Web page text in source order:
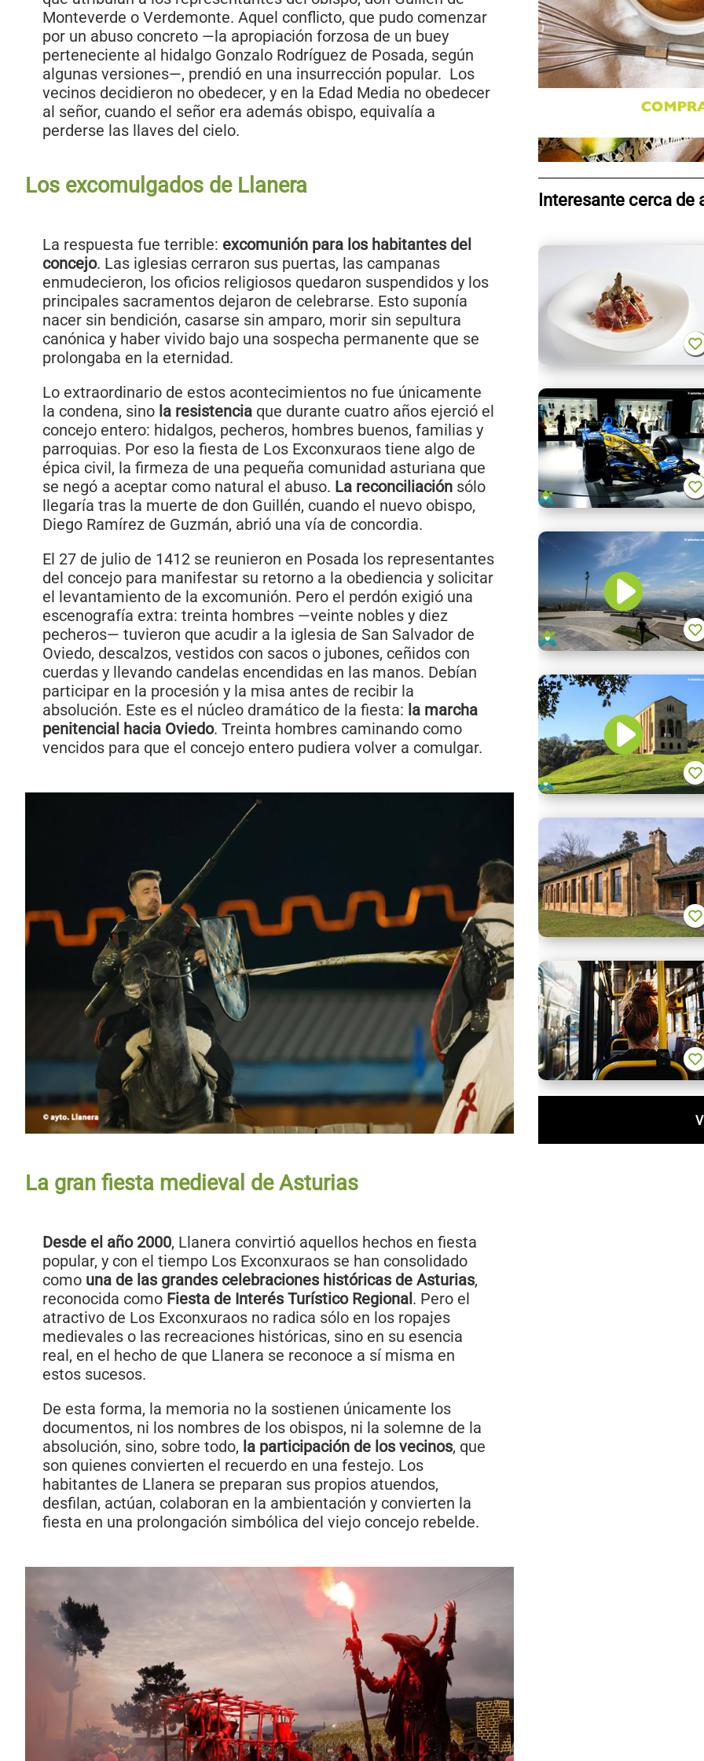
Monteverde o Verdemonte. Aquel conflicto, que pudo comenzar
por un abuso concreto —la apropiación forzosa de un buey
perteneciente al hidalgo Gonzalo Rodríguez de Posada, según
algunas versiones—, prendió en una insurrección popular. Los
vecinos decidieron no obedecer, y en la Edad Media no obedecer
al señor, cuando el señor era además obispo, equivalía a
perderse las llaves del cielo.
Los excomulgados de Llanera
La respuesta fue terrible: excomunión para los habitantes del
concejo. Las iglesias cerraron sus puertas, las campanas
enmudecieron, los oficios religiosos quedaron suspendidos y los
principales sacramentos dejaron de celebrarse. Esto suponía
nacer sin bendición, casarse sin amparo, morir sin sepultura
canónica y haber vivido bajo una sospecha permanente que se
prolongaba en la eternidad.
Lo extraordinario de estos acontecimientos no fue únicamente
la condena, sino la resistencia que durante cuatro años ejerció el
concejo entero: hidalgos, pecheros, hombres buenos, familias y
parroquias. Por eso la fiesta de Los Exconxuraos tiene algo de
épica civil, la firmeza de una pequeña comunidad asturiana que
se negó a aceptar como natural el abuso. La reconciliación sólo
llegaría tras la muerte de don Guillén, cuando el nuevo obispo,
Diego Ramírez de Guzmán, abrió una vía de concordia.
El 27 de julio de 1412 se reunieron en Posada los representantes
del concejo para manifestar su retorno a la obediencia y solicitar
el levantamiento de la excomunión. Pero el perdón exigió una
escenografía extra: treinta hombres —veinte nobles y diez
pecheros— tuvieron que acudir a la iglesia de San Salvador de
Oviedo, descalzos, vestidos con sacos o jubones, ceñidos con
cuerdas y llevando candelas encendidas en las manos. Debían
participar en la procesión y la misa antes de recibir la
absolución. Este es el núcleo dramático de la fiesta: la marcha
penitencial hacia Oviedo. Treinta hombres caminando como
vencidos para que el concejo entero pudiera volver a comulgar.
La gran fiesta medieval de Asturias
Desde el año 2000, Llanera convirtió aquellos hechos en fiesta
popular, y con el tiempo Los Exconxuraos se han consolidado
como una de las grandes celebraciones históricas de Asturias,
reconocida como Fiesta de Interés Turístico Regional. Pero el
atractivo de Los Exconxuraos no radica sólo en los ropajes
medievales o las recreaciones históricas, sino en su esencia
real, en el hecho de que Llanera se reconoce a sí misma en
estos sucesos.
De esta forma, la memoria no la sostienen únicamente los
documentos, ni los nombres de los obispos, ni la solemne de la
absolución, sino, sobre todo, la participación de los vecinos, que
son quienes convierten el recuerdo en una festejo. Los
habitantes de Llanera se preparan sus propios atuendos,
desfilan, actúan, colaboran en la ambientación y convierten la
fiesta en una prolongación simbólica del viejo concejo rebelde.
Interesante cerca de